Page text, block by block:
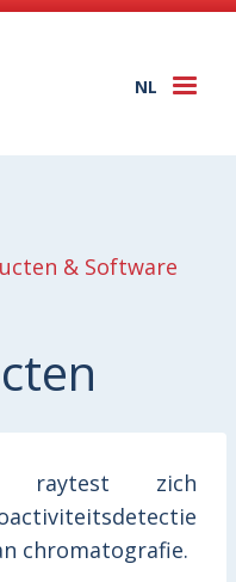
NL
& Software
raytest zich
chromatografie.